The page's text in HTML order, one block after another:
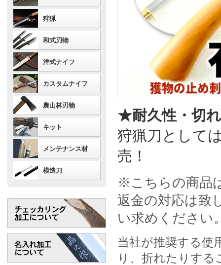
★耐久性・切
狩猟刀として
売！
※こちらの商品
返金の対応は致
い求めください
当社が推奨する使
り、折れたりす
狩猟
和式刃物
洋式ナイフ
カスタムナイフ
農山林刃物
キット
メンテナンス材
模造刀